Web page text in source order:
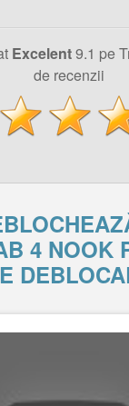
Excelent9.1 pe
de recenzii
4 NOOK